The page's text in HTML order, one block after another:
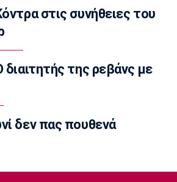
με αραιές νεφώσεις
γιορτάζουν σήμερα
στις συνήθειες του
της ρεβάνς με
δεν πας πουθενά